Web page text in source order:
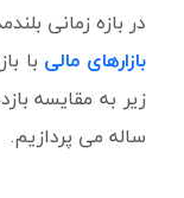
در بازه زمانی
بازارهای مالی با
ساله می‌ پردازیم.